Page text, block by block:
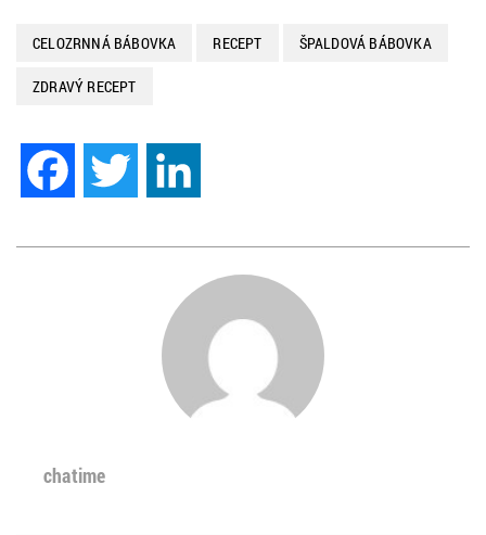
CELOZRNNÁ BÁBOVKA RECEPT ŠPALDOVÁ BÁBOVKA
ZDRAVÝ RECEPT
Facebook Twitter
chatime